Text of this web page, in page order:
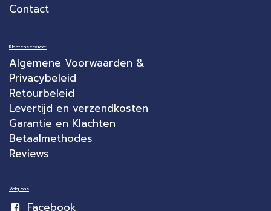
Contact
Klantenservice:
Algemene Voorwaarden &
Privacybeleid
Retourbeleid
Levertijd en verzendkosten
Garantie en Klachten
Betaalmethodes
Reviews
Volg ons
Facebook